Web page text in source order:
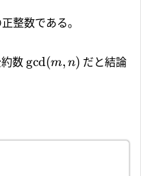
整数である。
数 gcd(m, n) だと結論